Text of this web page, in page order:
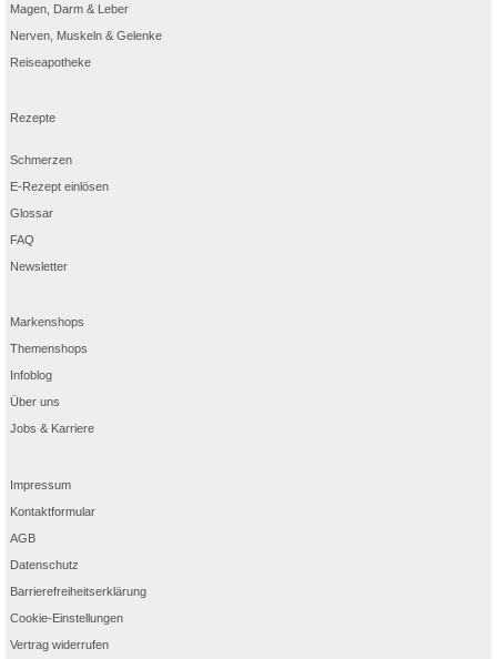
Magen, Darm & Leber
Nerven, Muskeln & Gelenke
Reiseapotheke
Rezepte
Schmerzen
E-Rezept einlösen
Glossar
FAQ
Newsletter
Markenshops
Themenshops
Infoblog
Über uns
Jobs & Karriere
Impressum
Kontaktformular
AGB
Datenschutz
Barrierefreiheitserklärung
Cookie-Einstellungen
Vertrag widerrufen